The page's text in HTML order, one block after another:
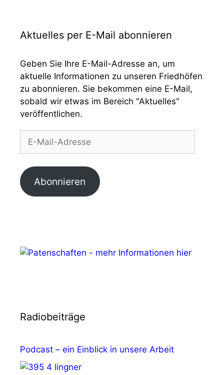
Aktuelles per E-Mail abonnieren
Geben Sie Ihre E-Mail-Adresse an, um
aktuelle Informationen zu unseren Friedhöfen
zu abonnieren. Sie bekommen eine E-Mail,
sobald wir etwas im Bereich "Aktuelles"
veröffentlichen.
Mail-
Abonnieren
Radiobeiträge
Podcast – ein Einblick in unsere Arbeit